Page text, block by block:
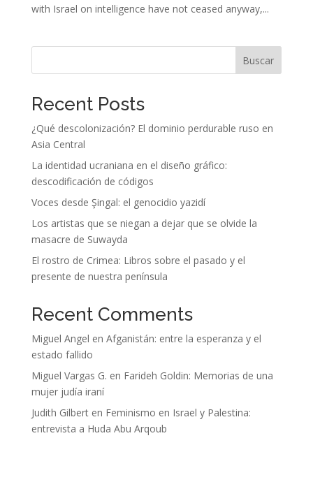
with Israel on intelligence have not ceased anyway,...
Buscar
Recent Posts
¿Qué descolonización? El dominio perdurable ruso en
Asia Central
La identidad ucraniana en el diseño gráfico:
descodificación de códigos
Voces desde Şingal: el genocidio yazidí
Los artistas que se niegan a dejar que se olvide la
masacre de Suwayda
El rostro de Crimea: Libros sobre el pasado y el
presente de nuestra península
Recent Comments
Miguel Angel en Afganistán: entre la esperanza y el
estado fallido
Miguel Vargas G. en Farideh Goldin: Memorias de una
mujer judía iraní
Judith Gilberten Feminismo en Israel y Palestina:
entrevista a Huda Abu Arqoub